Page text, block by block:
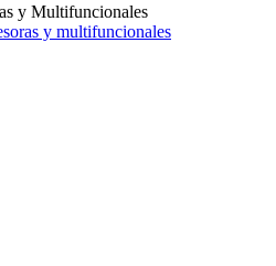
y Multifuncionales
y multifuncionales